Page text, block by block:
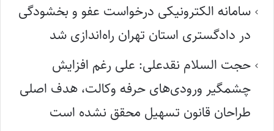
سامانه الکترونیکی درخواست عفو و بخشودگی
در دادگستری استان تهران راه‌اندازی شد
حجت السلام نقدعلی: علی رغم افزایش
چشمگیر ورودی‌های حرفه وکالت، هدف اصلی
طراحان قانون تسهیل محقق نشده است